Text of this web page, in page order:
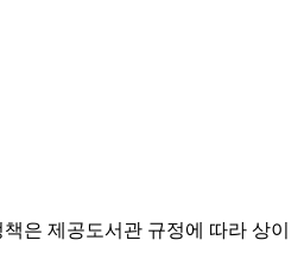
은 제공도서관 규정에 따라 상이